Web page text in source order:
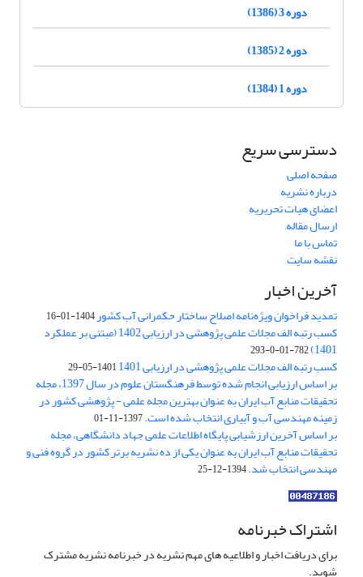
دوره 3 (1386)
دوره 2 (1385)
دوره 1 (1384)
دسترسی سریع
صفحه اصلی
درباره نشریه
اعضای هیات تحریریه
ارسال مقاله
تماس با ما
نقشه سایت
آخرین اخبار
تمدید فراخوان ویژه‌نامه اصلاح ساختار حکمرانی آب کشور1404-01-16
کسب رتبه الف مجلات علمی پژوهشی در ارزیابی 1402 (مبتنی بر عملکرد
1401)
782-01-0-293
کسب رتبه الف مجلات علمی پژوهشی در ارزیابی 1401 1401-05-29
بر اساس ارزیابی انجام شده توسط فرهنگستان علوم در سال 1397، مجله
تحقیقات منابع آب ایران به عنوان بهترین مجله علمی - پژوهشی کشور در
زمینه مهندسی آب و آبیاری انتخاب شده است.1397-11-01
بر اساس آخرین ارزشیابی پایگاه اطلاعات علمی جهاد دانشگاهی، مجله
تحقیقات منابع آب ایران به عنوان یکی از ده نشریه برتر کشور در گروه فنی و
مهندسی انتخاب شد.1394-12-25
اشتراک خبرنامه
برای دریافت اخبار و اطلاعیه های مهم نشریه در خبرنامه نشریه مشترک
شوید.